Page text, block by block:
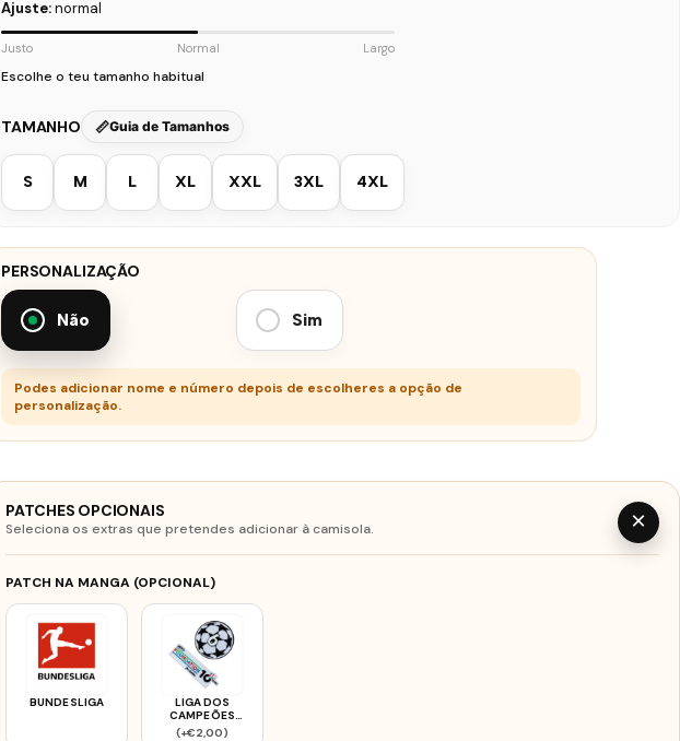
Ajuste:normal
Justo Normal Largo
Escolhe o teu tamanho habitual
TAMANHO Guia de Tamanhos
S M L XL XXL 3XL 4XL
PERSONALIZAÇÃO
Não Sim
Podes adicionar nome e número depois de escolheres a opção de
personalização.
PATCHES OPCIONAIS
Seleciona os extras que pretendes adicionar à camisola. ×
PATCH NA MANGA (OPCIONAL)
BUNDESLIGA
LIGA DOS
CAMPEÕES
BAYERN 2526
(+€2,00)